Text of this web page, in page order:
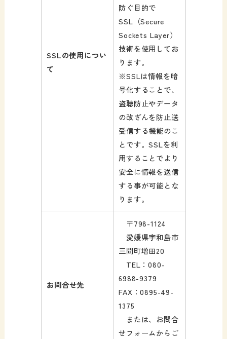
SSLの使用につい
て
防ぐ目的で
SSL（Secure
Sockets Layer）
技術を使用してお
ります。
※SSLは情報を暗
号化することで、
盗聴防止やデータ
の改ざんを防止送
受信する機能のこ
とです。SSLを利
用することでより
安全に情報を送信
する事が可能とな
ります。
お問合せ先
〒798-1124
愛媛県宇和島市
三間町増田20
TEL：080-
6988-9379
FAX：0895-49-
1375
または、お問合
せフォームからご